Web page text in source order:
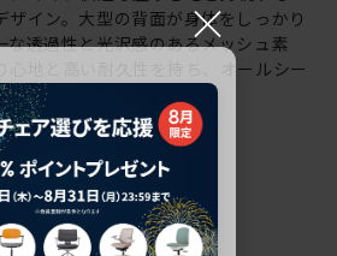
イン。大型の背面が身体をしっかり
な透過性と光沢感のあるメッシュ素
心地と高い耐久性を持ち、オールシー
ます。
意事項
×